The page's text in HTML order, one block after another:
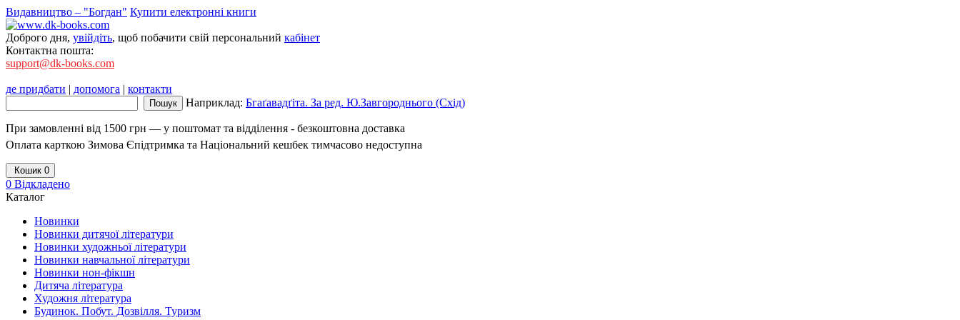
Видавництво – "Богдан" Купити електронні книги
Доброго дня, увійдіть, щоб побачити свій персональний кабінет
Контактна пошта:
support@dk-books.com
де придбати | допомога | контакти
Наприклад: Бгаґавадґіта. За ред. Ю.Завгороднього (Схід)
При замовленні від 1500 грн — у поштомат та відділення - безкоштовна доставка
Оплата карткою Зимова Єпідтримка та Національний кешбек тимчасово недоступна
Кошик 0
0 Відкладено
Каталог
Новинки
Новинки дитячої літератури
Новинки художньої літератури
Новинки навчальної літератури
Новинки нон-фікшн
Дитяча література
Художня література
Будинок. Побут. Дозвілля. Туризм